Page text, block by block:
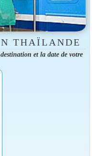
THAÏLANDE
et la date de votre